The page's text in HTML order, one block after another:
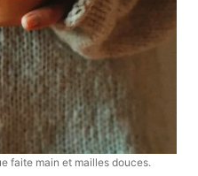
faite main et mailles douces.